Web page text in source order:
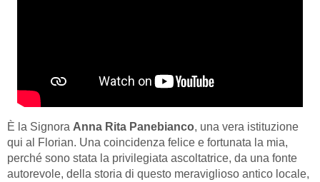
È la Signora Anna Rita Panebianco, una vera istituzione
qui al Florian. Una coincidenza felice e fortunata la mia,
perché sono stata la privilegiata ascoltatrice, da una fonte
autorevole, della storia di questo meraviglioso antico locale,